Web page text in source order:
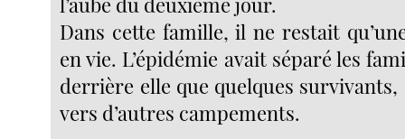
Dans cette famille, il ne restait
en vie. L’épidémie avait séparé les
derrière elle que quelques
vers d’autres campements.